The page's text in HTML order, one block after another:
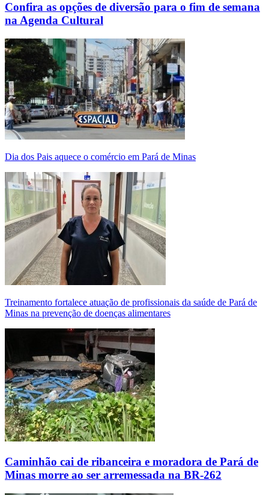
Confira as opções de diversão para o fim de semana
na Agenda Cultural
Dia dos Pais aquece o comércio em Pará de Minas
Treinamento fortalece atuação de profissionais da saúde de Pará de
Minas na prevenção de doenças alimentares
Caminhão cai de ribanceira e moradora de Pará de
Minas morre ao ser arremessada na BR-262